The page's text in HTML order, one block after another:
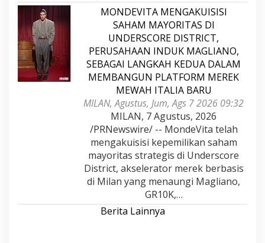
MONDEVITA MENGAKUISISI
SAHAM MAYORITAS DI
UNDERSCORE DISTRICT,
PERUSAHAAN INDUK MAGLIANO,
SEBAGAI LANGKAH KEDUA DALAM
MEMBANGUN PLATFORM MEREK
MEWAH ITALIA BARU
MILAN, Agustus, Jum, Ags 7 2026 09:32
MILAN, 7 Agustus, 2026
/PRNewswire/ -- MondeVita telah
mengakuisisi kepemilikan saham
mayoritas strategis di Underscore
District, akselerator merek berbasis
di Milan yang menaungi Magliano,
GR10K,…
Berita Lainnya